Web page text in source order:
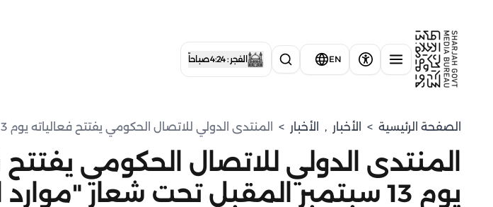
EN الفجر : 4:24 صباحاً
الصفحة الرئيسية > الأخبار , الأخبار > المنتدى الدولي للاتصال الحكومي يفتتح فعالياته يوم 13 سبتمبر المقبل تحت شعار "موارد اليوم، ثروات الغد"
المنتدى الدولي للاتصال الحكومي يفتتح
يوم 13 سبتمبر المقبل تحت شعار "موارد